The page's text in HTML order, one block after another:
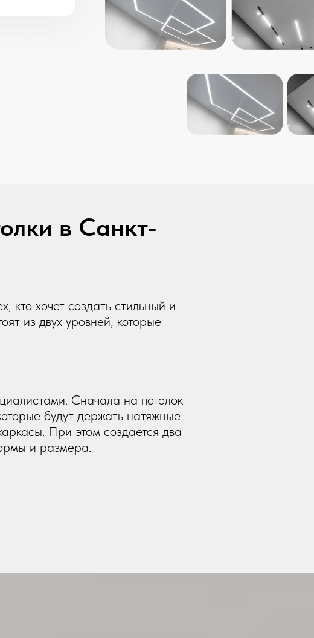
в Санкт-
кто хочет создать стильный и
из двух уровней, которые
Сначала на потолок
будут держать натяжные
При этом создается два
и размера.